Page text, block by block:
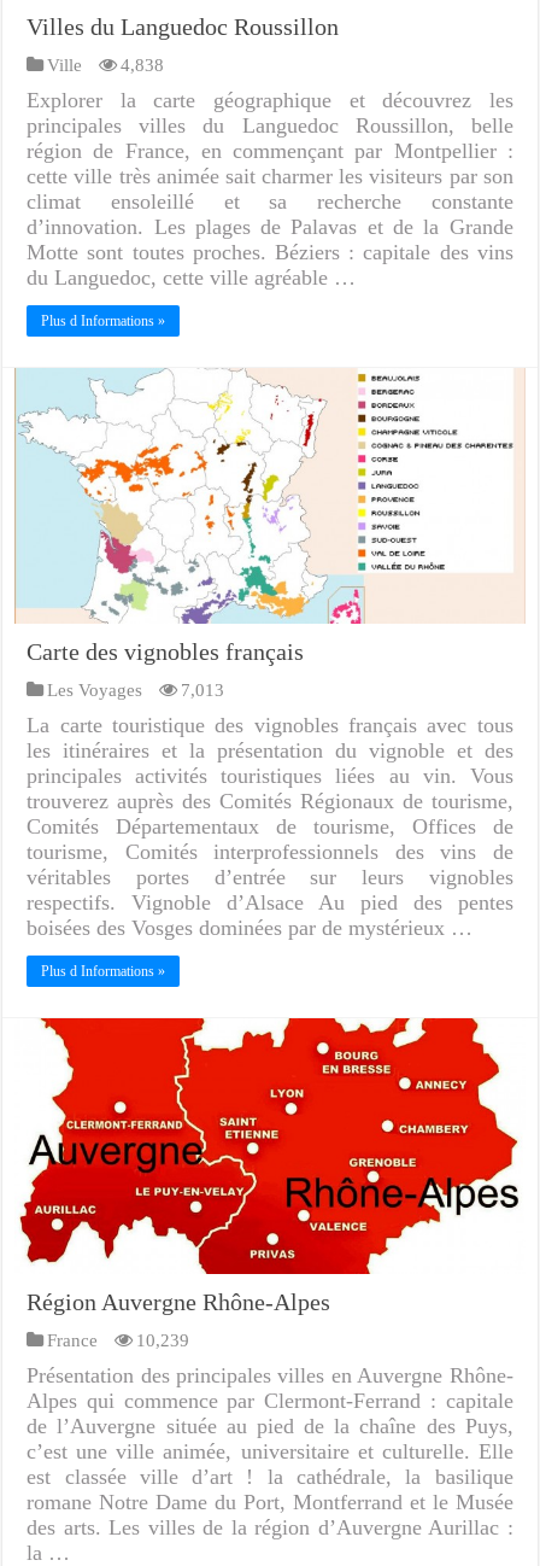
Villes du Languedoc Roussillon
Ville 4,838
Explorer la carte géographique et découvrez les
principales villes du Languedoc Roussillon, belle
région de France, en commençant par Montpellier :
cette ville très animée sait charmer les visiteurs par son
climat ensoleillé et sa recherche constante
d’innovation. Les plages de Palavas et de la Grande
Motte sont toutes proches. Béziers : capitale des vins
du Languedoc, cette ville agréable …
Plus d Informations »
Carte des vignobles français
Les Voyages 7,013
La carte touristique des vignobles français avec tous
les itinéraires et la présentation du vignoble et des
principales activités touristiques liées au vin. Vous
trouverez auprès des Comités Régionaux de tourisme,
Comités Départementaux de tourisme, Offices de
tourisme, Comités interprofessionnels des vins de
véritables portes d’entrée sur leurs vignobles
respectifs. Vignoble d’Alsace Au pied des pentes
boisées des Vosges dominées par de mystérieux …
Plus d Informations »
Région Auvergne Rhône-Alpes
France 10,239
Présentation des principales villes en Auvergne Rhône-
Alpes qui commence par Clermont-Ferrand : capitale
de l’Auvergne située au pied de la chaîne des Puys,
c’est une ville animée, universitaire et culturelle. Elle
est classée ville d’art ! la cathédrale, la basilique
romane Notre Dame du Port, Montferrand et le Musée
des arts. Les villes de la région d’Auvergne Aurillac :
la …